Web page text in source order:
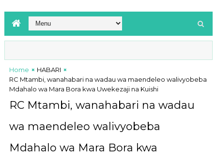
Home
HABARI
RC Mtambi, wanahabari na wadau wa maendeleo walivyobeba
Mdahalo wa Mara Bora kwa Uwekezaji na Kuishi
RC Mtambi, wanahabari na wadau
wa maendeleo walivyobeba
Mdahalo wa Mara Bora kwa